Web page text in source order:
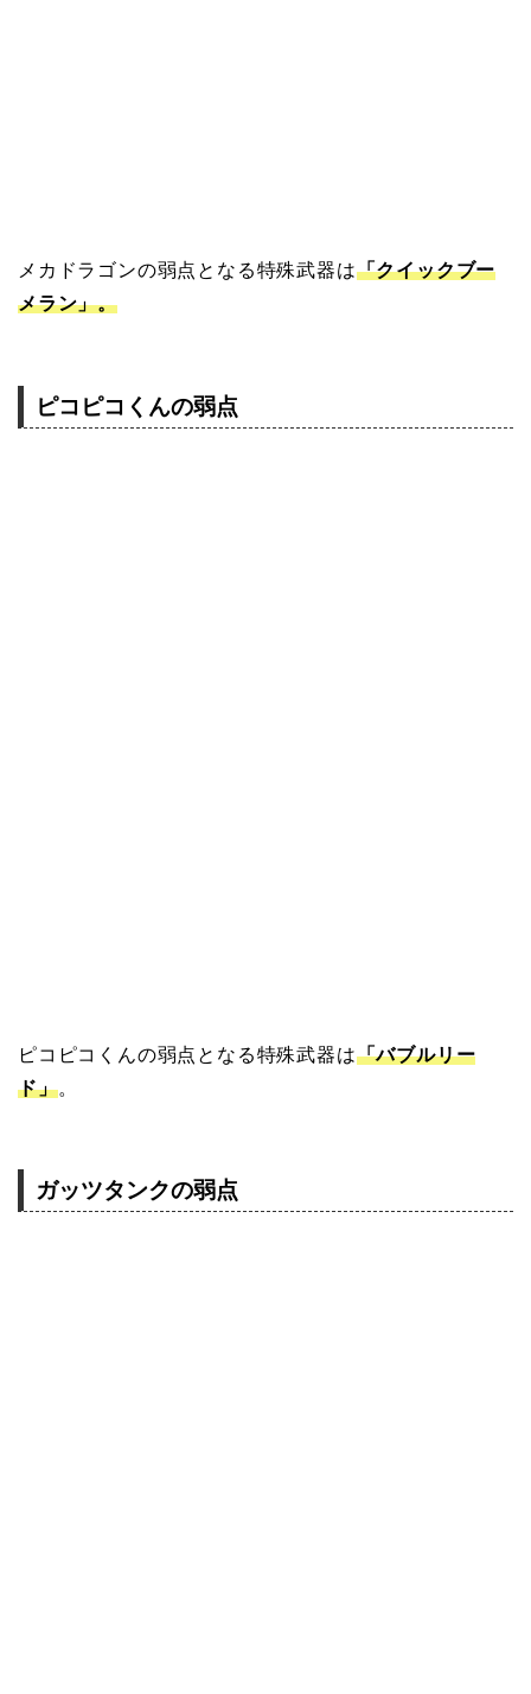
メカドラゴンの弱点となる特殊武器は「クイックブー
メラン」。
ピコピコくんの弱点
ピコピコくんの弱点となる特殊武器は「バブルリー
ド」。
ガッツタンクの弱点